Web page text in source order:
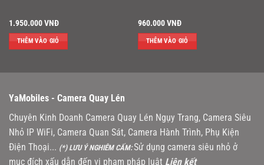
1.950.000VNĐ
THÊM VÀO GIỎ
960.000VNĐ
THÊM VÀO GIỎ
YaMobiles - Camera Quay Lén
Chuyên Kinh Doanh Camera Quay Lén Ngụy Trang, Camera Siêu
Nhỏ IP WiFi, Camera Quan Sát, Camera Hành Trình, Phụ Kiện
Điện Thoại... (*) LƯU Ý NGHIÊM CẤM:Sử dụng camera siêu nhỏ ở
mục đích xấu dẫn đến vi phạm pháp luật Liên kết